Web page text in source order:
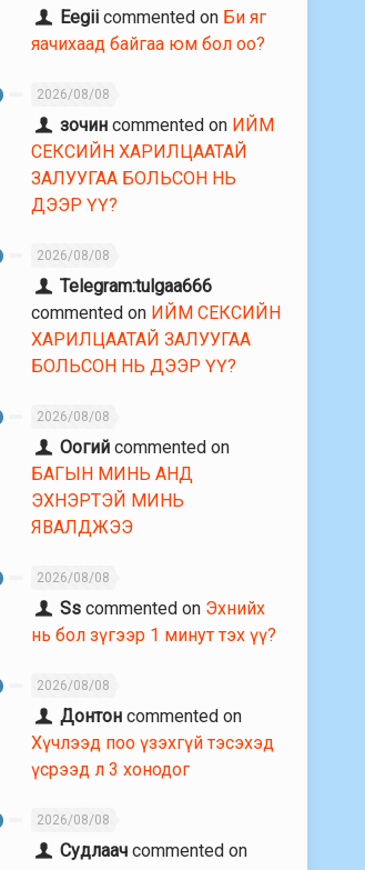
Eegii commented on Би яг
яачихаад байгаа юм бол оо?
2026/08/08
зочин commented on ИЙМ
СЕКСИЙН ХАРИЛЦААТАЙ
ЗАЛУУГАА БОЛЬСОН НЬ
ДЭЭР ҮҮ?
2026/08/08
Telegram:tulgaa666
commented on ИЙМ СЕКСИЙН
ХАРИЛЦААТАЙ ЗАЛУУГАА
БОЛЬСОН НЬ ДЭЭР ҮҮ?
2026/08/08
Оогий commented on
БАГЫН МИНЬ АНД
ЭХНЭРТЭЙ МИНЬ
ЯВАЛДЖЭЭ
2026/08/08
Ss commented on Эхнийх
нь бол зүгээр 1 минут тэх үү?
2026/08/08
Донтон commented on
Хүчлээд поо үзэхгүй тэсэхэд
үсрээд л 3 хонодог
2026/08/08
Судлаач commented on